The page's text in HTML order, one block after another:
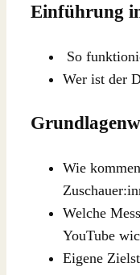
Einführung
So
Wer ist der
Wie
Welche
YouTube
Eigene